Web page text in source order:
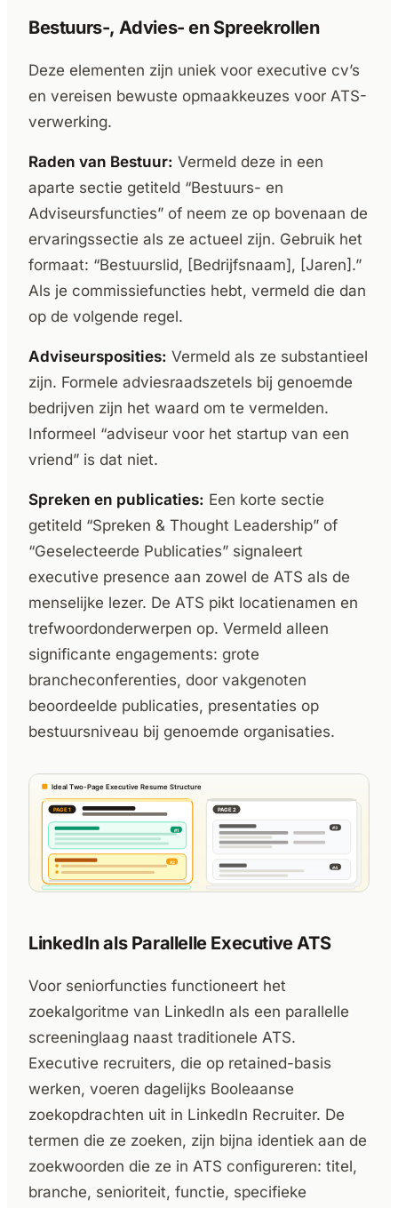
Bestuurs-, Advies- en Spreekrollen
Deze elementen zijn uniek voor executive cv’s
en vereisen bewuste opmaakkeuzes voor ATS-
verwerking.
Raden van Bestuur: Vermeld deze in een
aparte sectie getiteld “Bestuurs- en
Adviseursfuncties” of neem ze op bovenaan de
ervaringssectie als ze actueel zijn. Gebruik het
formaat: “Bestuurslid, [Bedrijfsnaam], [Jaren].”
Als je commissiefuncties hebt, vermeld die dan
op de volgende regel.
Adviseursposities: Vermeld als ze substantieel
zijn. Formele adviesraadszetels bij genoemde
bedrijven zijn het waard om te vermelden.
Informeel “adviseur voor het startup van een
vriend” is dat niet.
Spreken en publicaties: Een korte sectie
getiteld “Spreken & Thought Leadership” of
“Geselecteerde Publicaties” signaleert
executive presence aan zowel de ATS als de
menselijke lezer. De ATS pikt locatienamen en
trefwoordonderwerpen op. Vermeld alleen
significante engagements: grote
brancheconferenties, door vakgenoten
beoordeelde publicaties, presentaties op
bestuursniveau bij genoemde organisaties.
LinkedIn als Parallelle Executive ATS
Voor seniorfuncties functioneert het
zoekalgoritme van LinkedIn als een parallelle
screeninglaag naast traditionele ATS.
Executive recruiters, die op retained-basis
werken, voeren dagelijks Booleaanse
zoekopdrachten uit in LinkedIn Recruiter. De
termen die ze zoeken, zijn bijna identiek aan de
zoekwoorden die ze in ATS configureren: titel,
branche, senioriteit, functie, specifieke